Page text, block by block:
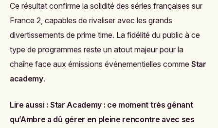
Ce résultat confirme la solidité des séries françaises sur
France 2, capables de rivaliser avec les grands
divertissements de prime time. La fidélité du public à ce
type de programmes reste un atout majeur pour la
chaîne face aux émissions événementielles comme Star
academy.
Lire aussi : Star Academy : ce moment très gênant
qu’Ambre a dû gérer en pleine rencontre avec ses